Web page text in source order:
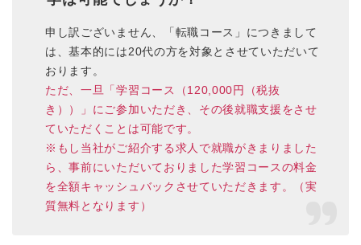
申し訳ございません、「転職コース」につきまして
は、基本的には20代の方を対象とさせていただいて
おります。
ただ、一旦「学習コース（120,000円（税抜
き））」にご参加いただき、その後就職支援をさせ
ていただくことは可能です。
※もし当社がご紹介する求人で就職がきまりました
ら、事前にいただいておりました学習コースの料金
を全額キャッシュバックさせていただきます。（実
質無料となります）